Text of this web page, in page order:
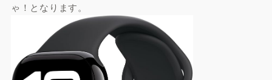
ゃ！となります。